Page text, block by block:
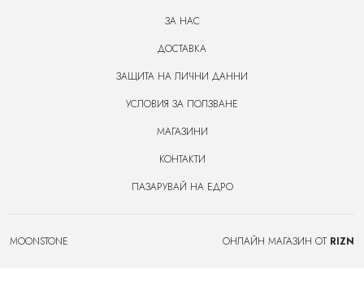
ЗА НАС
ДОСТАВКА
ЗАЩИТА НА ЛИЧНИ ДАННИ
УСЛОВИЯ ЗА ПОЛЗВАНЕ
МАГАЗИНИ
КОНТАКТИ
ПАЗАРУВАЙ НА ЕДРО
MOONSTONE ОНЛАЙН МАГАЗИН ОТ RIZN